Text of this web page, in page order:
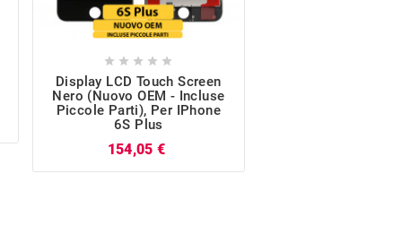
    
Display LCD Touch Screen
Nero (Nuovo OEM - Incluse
Piccole Parti), Per IPhone
6S Plus
154,05 €